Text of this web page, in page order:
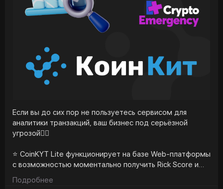
Если вы до сих пор не пользуетесь сервисом для
аналитики транзакций, ваш бизнес под серьёзной
угрозой👇🏻
⭐️ CoinKYT Lite функционирует на базе Web-платформы
с возможностью моментально получить Rick Score и
детально рассмотреть информацию об адресах и
связанных с ними участниками рынка (сущностями).
Подробнее